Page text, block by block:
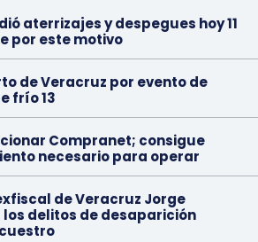
aterrizajes y despegues hoy 11
por este motivo
de Veracruz por evento de
frío 13
Compranet; consigue
necesario para operar
de Veracruz Jorge
los delitos de desaparición